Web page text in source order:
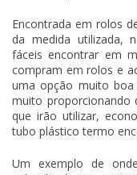
Encontrada em rolos
da medida utilizada,
fáceis encontrar em
compram em rolos e
uma opção muito boa
muito proporcionando
que irão utilizar,
tubo plástico termo
Um exemplo de